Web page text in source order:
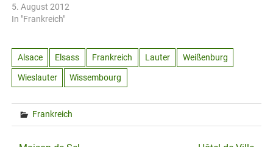
5. August 2012
In "Frankreich"
Alsace Elsass Frankreich Lauter Weißenburg
Wieslauter Wissembourg
Frankreich